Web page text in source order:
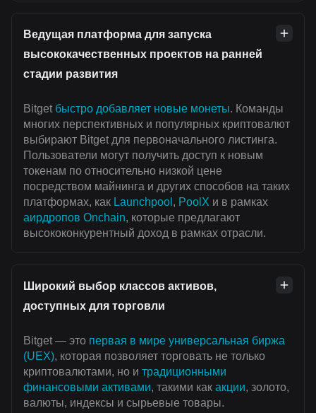
Ведущая платформа для запуска
высококачественных проектов на ранней
стадии развития
Bitget быстро добавляет новые монеты. Команды
многих перспективных и популярных криптовалют
выбирают Bitget для первоначального листинга.
Пользователи могут получить доступ к новым
токенам по относительно низкой цене
посредством майнинга и других способов на таких
платформах, как Launchpool , PoolX и в рамках
аирдропов Onchain, которые предлагают
высококонкурентный доход в рамках отрасли.
Широкий выбор классов активов,
доступных для торговли
Bitget — это первая в мире универсальная биржа
(UEX), которая позволяет торговать не только
криптовалютами, но и традиционными
финансовыми активами, такими как акции, золото,
валюты, индексы и сырьевые товары.